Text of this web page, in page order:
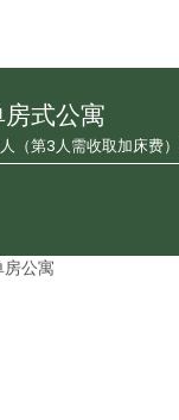
式公寓
（第3人需收取加床费）